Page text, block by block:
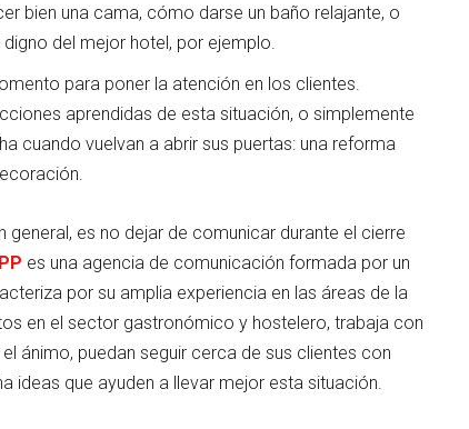
bien una cama, cómo darse un baño relajante, o
del mejor hotel, por ejemplo.
para poner la atención en los clientes.
aprendidas de esta situación, o simplemente
cuando vuelvan a abrir sus puertas: una reforma
es no dejar de comunicar durante el cierre
es una agencia de comunicación formada por un
por su amplia experiencia en las áreas de la
en el sector gastronómico y hostelero, trabaja con
ánimo, puedan seguir cerca de sus clientes con
ideas que ayuden a llevar mejor esta situación.